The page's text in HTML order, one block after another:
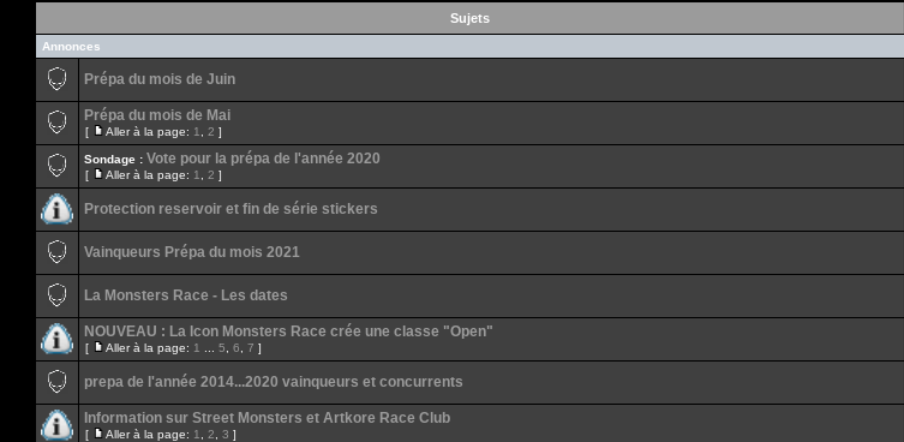
Sujets
Annonces
Prépa du mois de Juin
Prépa du mois de Mai
[ Aller à la page: 1 2 ]
Sondage : Vote pour la prépa de l'année 2020
[ Aller à la page: 1 2 ]
Protection reservoir et fin de série stickers
Vainqueurs Prépa du mois 2021
La Monsters Race - Les dates
NOUVEAU : La Icon Monsters Race crée une classe "Open"
[ Aller à la page: 1 5 6 7 ]
prepa de l'année 2014...2020 vainqueurs et concurrents
Information sur Street Monsters et Artkore Race Club
[ Aller à la page: 1 2 3 ]